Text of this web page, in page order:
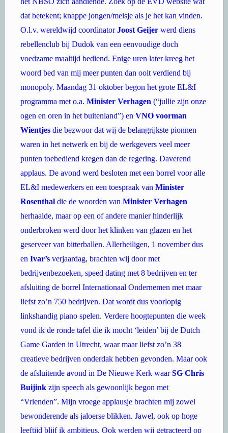
O.l.v. wereldwijd coordinatorJoost Geijer werd diens
rebellenclub bij Dudok van een eenvoudige doch
voedzame maaltijd bediend. Enige uren later kreeg het
woord bed van mij meer punten dan ooit verdiend bij
monopoly. Maandag 31 oktober begon het grote EL&I
programma met o.a.Minister Verhagen (“jullie zijn onze
ogen en oren in het buitenland”) enVNO voorman
Wientjesdie bezwoor dat wij de belangrijkste pionnen
waren in het netwerk en bij de werkgevers veel meer
punten toebediend kregen dan de regering. Daverend
applaus. De avond werd besloten met een borrel voor alle
EL&I medewerkers en een toespraak vanMinister
Rosenthaldie de woorden vanMinister Verhagen
herhaalde, maar op een of andere manier hinderlijk
onderbroken werd door het klinken van glazen en het
geserveer van bitterballen. Allerheiligen, 1 november dus
enIvar’sverjaardag, brachten wij door met
bedrijvenbezoeken, speed dating met 8 bedrijven en ter
afsluiting de borrel Internationaal Ondernemen met maar
liefst zo’n 750 bedrijven. Dat wordt dus voorlopig
linkshandig piano spelen. Verdere hoogtepunten die week
vond ik de ronde tafel die ik mocht ‘leiden’ bij de Dutch
Game Garden in Utrecht, waar maar liefst zo’n 38
creatieve bedrijven onderdak hebben gevonden. Maar ook
de afsluitende avond in De Nieuwe Kerk waar SG Chris
Buijinkzijn speech als gewoonlijk begon met
“Vrienden”. Mijn vroege applausje brachten mij zowel
bewonderende als jaloerse blikken. Jawel, ook op hoge
leeftijd blijf ik ambitieus. Ook werden wij getracteerd op
een satirische, zij het wat clichématige, expat schets.